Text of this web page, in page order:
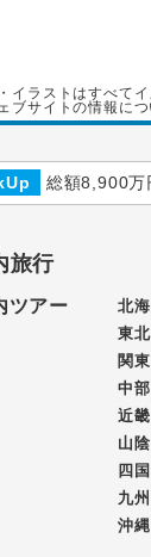
イラストはすべてイ
ブサイトの情報につ
総額8,900万
旅行
ツアー
北
東北
関東
中
近畿
山
四国
九州
沖縄